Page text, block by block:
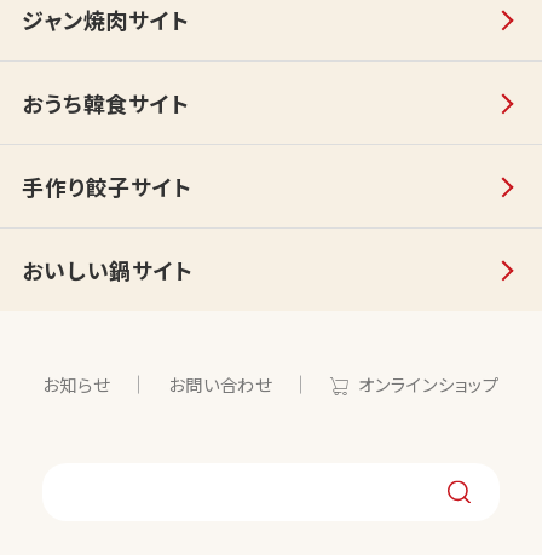
ジャン焼肉サイト
おうち韓食サイト
手作り餃子サイト
おいしい鍋サイト
お知らせ お問い合わせ オンラインショップ